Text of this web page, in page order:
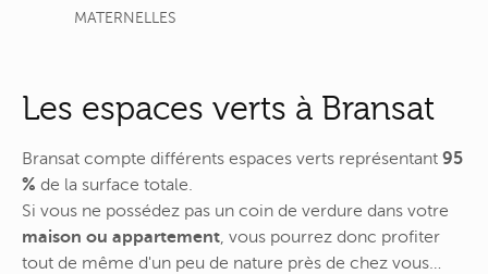
MATERNELLES
Les espaces verts à Bransat
Bransat compte différents espaces verts représentant 95
% de la surface totale.
Si vous ne possédez pas un coin de verdure dans votre
maison ou appartement, vous pourrez donc profiter
tout de même d'un peu de nature près de chez vous…